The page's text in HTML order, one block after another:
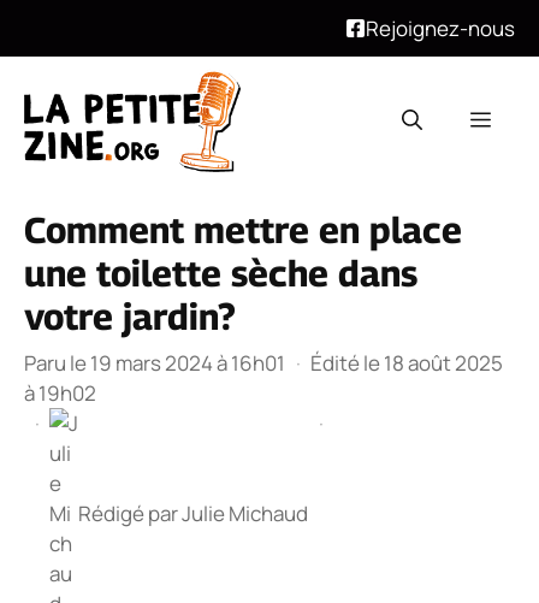
Rejoignez-nous
contenu
Comment mettre en place
une toilette sèche dans
votre jardin?
Paru le 19 mars 2024 à 16h01 · Édité le 18 août 2025
à 19h02
·
Rédigé parJulie Michaud
·